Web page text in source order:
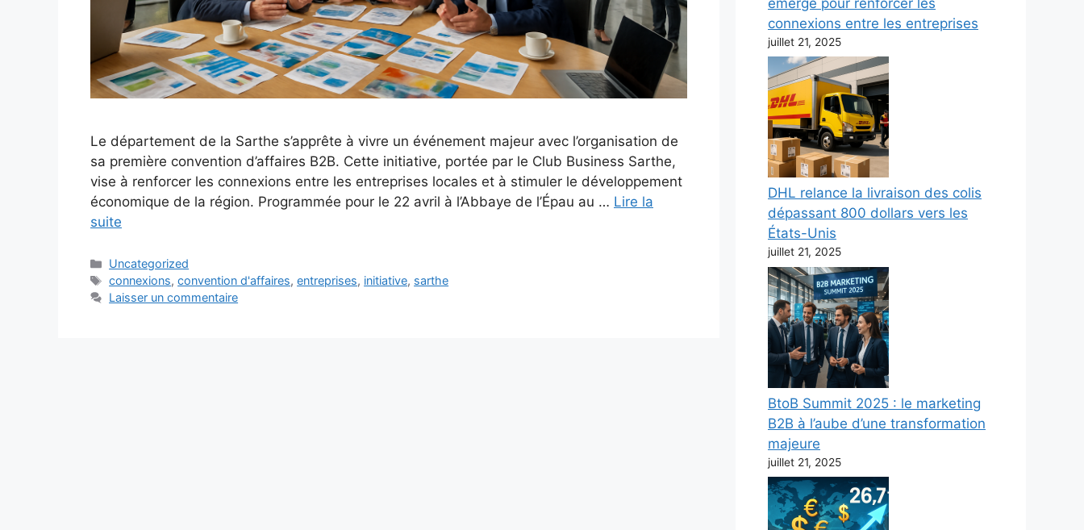
Le département de la Sarthe s’apprête à vivre un événement majeur avec l’organisation de
sa première convention d’affaires B2B. Cette initiative, portée par le Club Business Sarthe,
vise à renforcer les connexions entre les entreprises locales et à stimuler le développement
économique de la région. Programmée pour le 22 avril à l’Abbaye de l’Épau au … Lire la
suite
Catégories
Uncategorized
Étiquettes
connexions,convention d'affaires,entreprises, initiative, sarthe
Laisser un commentaire
connexions entre les entreprises
juillet 21, 2025
DHL relance la livraison des colis
dépassant 800 dollars vers les
États-Unis
juillet 21, 2025
BtoB Summit 2025 : le marketing
B2B à l’aube d’une transformation
majeure
juillet 21, 2025